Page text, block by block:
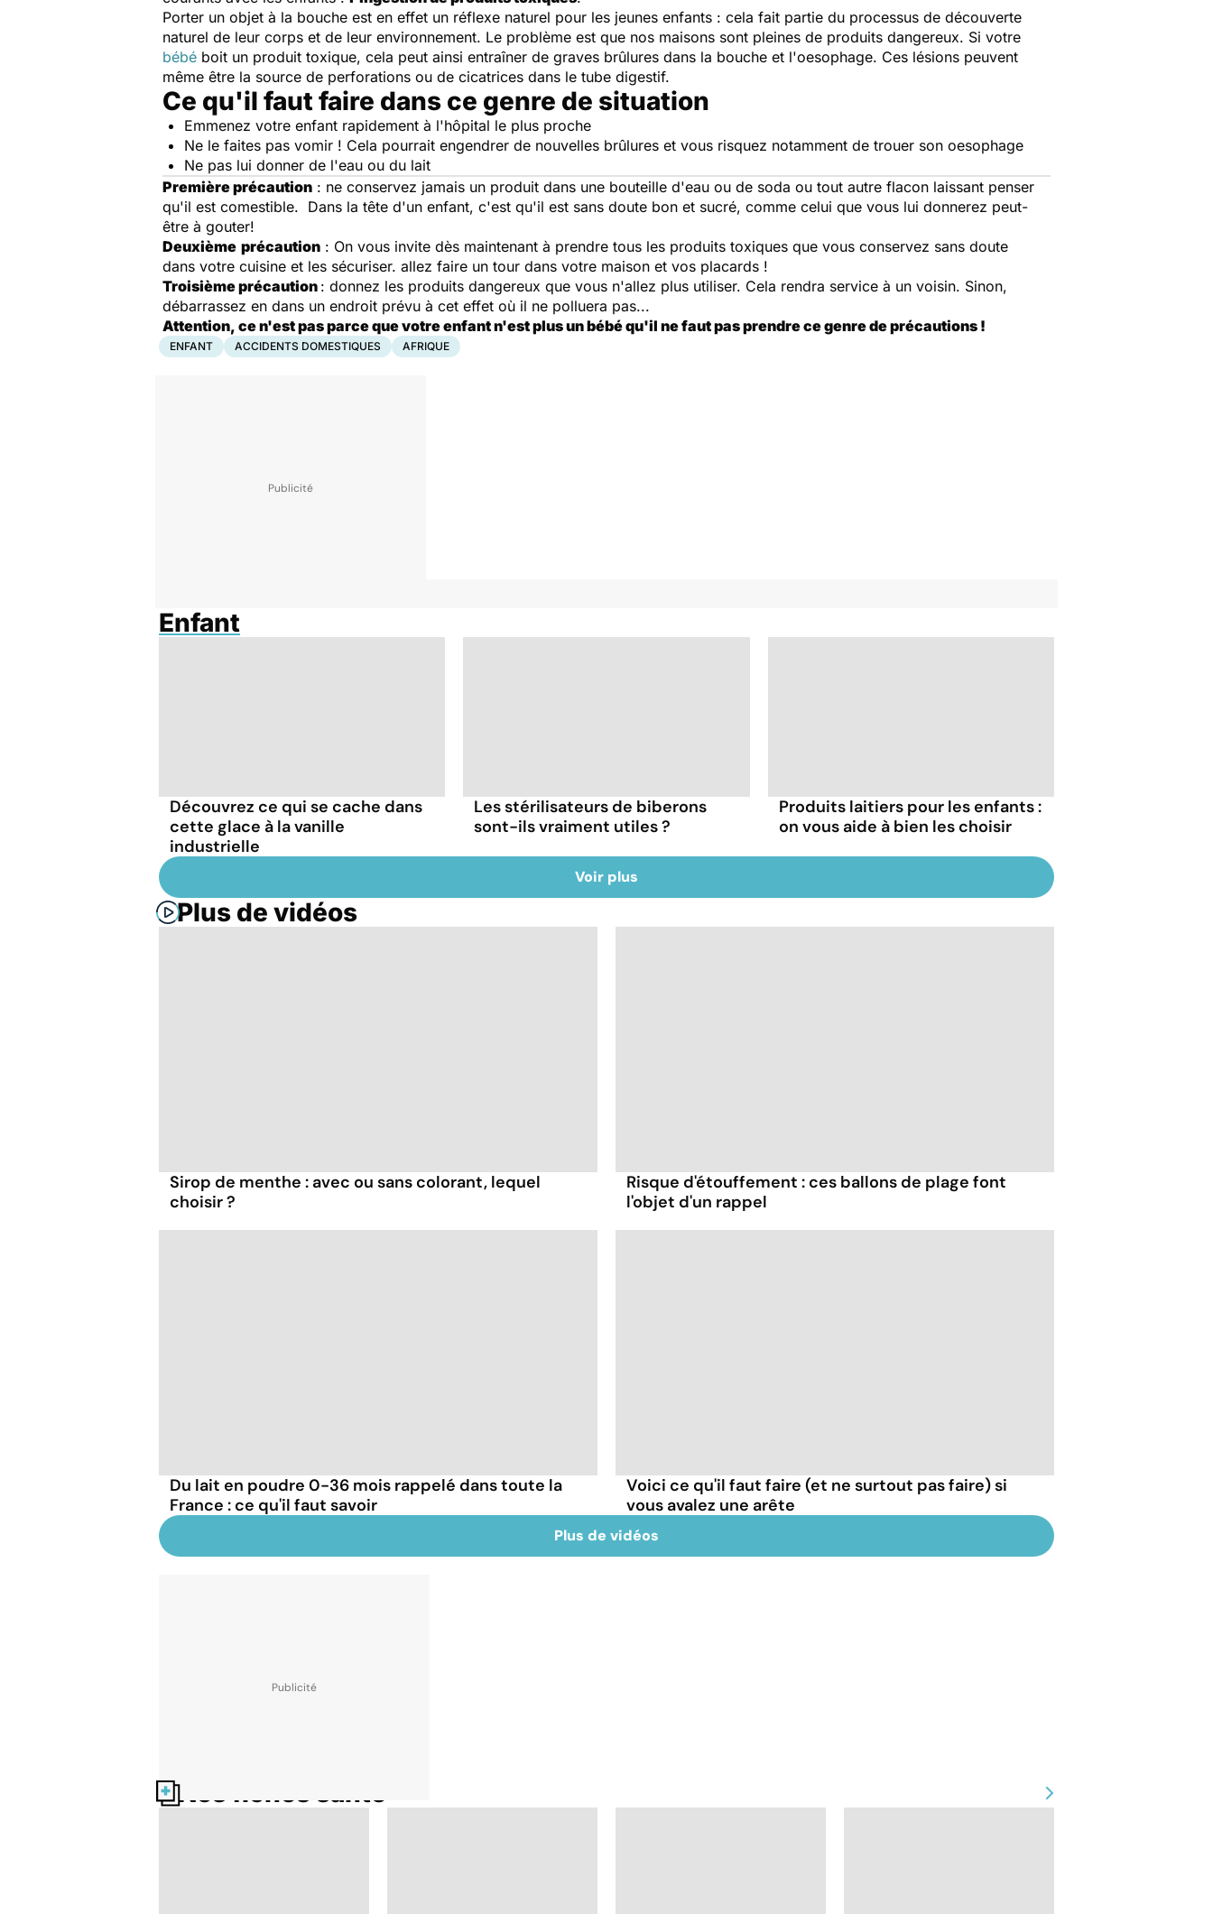
Porter un objet à la bouche est en effet un réflexe naturel pour les jeunes enfants : cela fait partie du processus de découverte
naturel de leur corps et de leur environnement. Le problème est que nos maisons sont pleines de produits dangereux. Si votre
bébé boit un produit toxique, cela peut ainsi entraîner de graves brûlures dans la bouche et l'oesophage. Ces lésions peuvent
même être la source de perforations ou de cicatrices dans le tube digestif.
Ce qu'il faut faire dans ce genre de situation
Emmenez votre enfant rapidement à l'hôpital le plus proche
Ne le faites pas vomir ! Cela pourrait engendrer de nouvelles brûlures et vous risquez notamment de trouer son oesophage
Ne pas lui donner de l'eau ou du lait
Première précaution : ne conservez jamais un produit dans une bouteille d'eau ou de soda ou tout autre flacon laissant penser
qu'il est comestible. Dans la tête d'un enfant, c'est qu'il est sans doute bon et sucré, comme celui que vous lui donnerez peut-
être à gouter!
Deuxième précaution : On vous invite dès maintenant à prendre tous les produits toxiques que vous conservez sans doute
dans votre cuisine et les sécuriser. allez faire un tour dans votre maison et vos placards !
Troisième précaution : donnez les produits dangereux que vous n'allez plus utiliser. Cela rendra service à un voisin. Sinon,
débarrassez en dans un endroit prévu à cet effet où il ne polluera pas...
Attention, ce n'est pas parce que votre enfant n'est plus un bébé qu'il ne faut pas prendre ce genre de précautions !
ENFANT ACCIDENTS DOMESTIQUES AFRIQUE
Enfant
Découvrez ce qui se cache dans
cette glace à la vanille
industrielle
Les stérilisateurs de biberons
sont-ils vraiment utiles ?
Produits laitiers pour les enfants :
on vous aide à bien les choisir
Voir plus
Plus de vidéos
Sirop de menthe : avec ou sans colorant, lequel
choisir ?
Risque d'étouffement : ces ballons de plage font
l'objet d'un rappel
Du lait en poudre 0-36 mois rappelé dans toute la
France : ce qu'il faut savoir
Voici ce qu'il faut faire (et ne surtout pas faire) si
vous avalez une arête
Plus de vidéos
Nos fiches santé